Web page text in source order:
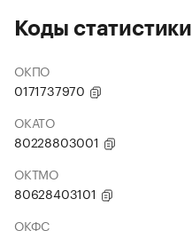
Коды статистики
ОКПО
0171737970
ОКАТО
80228803001
ОКТМО
80628403101
ОКФС